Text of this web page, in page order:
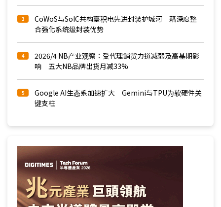
3
CoWoS与SoIC共构臺积电先进封装护城河 藉深度整
合强化系统级封装优势
4
2026/4 NB产业观察：受代理舖货力道减弱及高基期影
响 五大NB品牌出货月减33%
5
Google AI生态系加速扩大 Gemini与TPU为软硬件关
键支柱